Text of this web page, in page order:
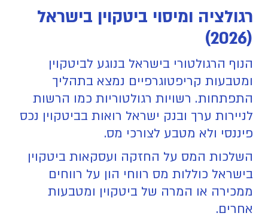
רגולציה ומיסוי ביטקוין בישראל
(2026)
הנוף הרגולטורי בישראל בנוגע לביטקוין
ומטבעות קריפטוגרפיים נמצא בתהליך
התפתחות. רשויות רגולטוריות כמו הרשות
לניירות ערך ובנק ישראל רואות בביטקוין נכס
פיננסי ולא מטבע לצורכי מס.
השלכות המס על החזקה ועסקאות ביטקוין
בישראל כוללות מס רווחי הון על רווחים
ממכירה או המרה של ביטקוין ומטבעות
אחרים.